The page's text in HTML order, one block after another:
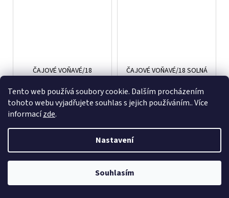
Tento web používá soubory cookie. Dalším procházením
tohoto webu vyjadřujete souhlas s jejich používáním.. Více
informacízde.
Nastavení
Souhlasím
ČAJOVÉ VOŇAVÉ/18
3,8cm
Skladem(>5 ks)
77,76 Kč
DO KOŠÍKU
ČAJOVÉ VOŇAVÉ/18 SOLNÁ
Skladem(>5 ks)
77,76 Kč
DO KOŠÍKU